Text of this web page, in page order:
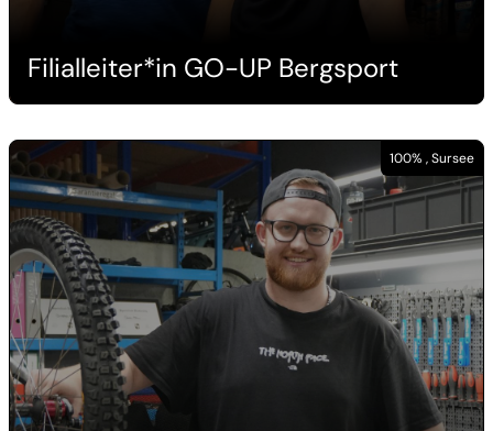
Filialleiter*in GO-UP Bergsport
100% , Sursee